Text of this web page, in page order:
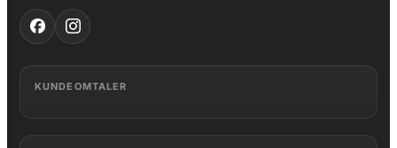
KUNDEOMTALER